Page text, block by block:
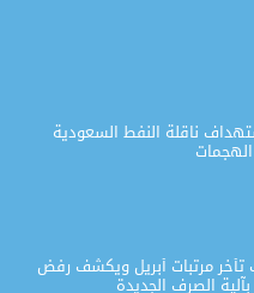
ناقلة النفط السعودية
تأخر مرتبات أبريل ويكشف رفض
الصرف الجديدة